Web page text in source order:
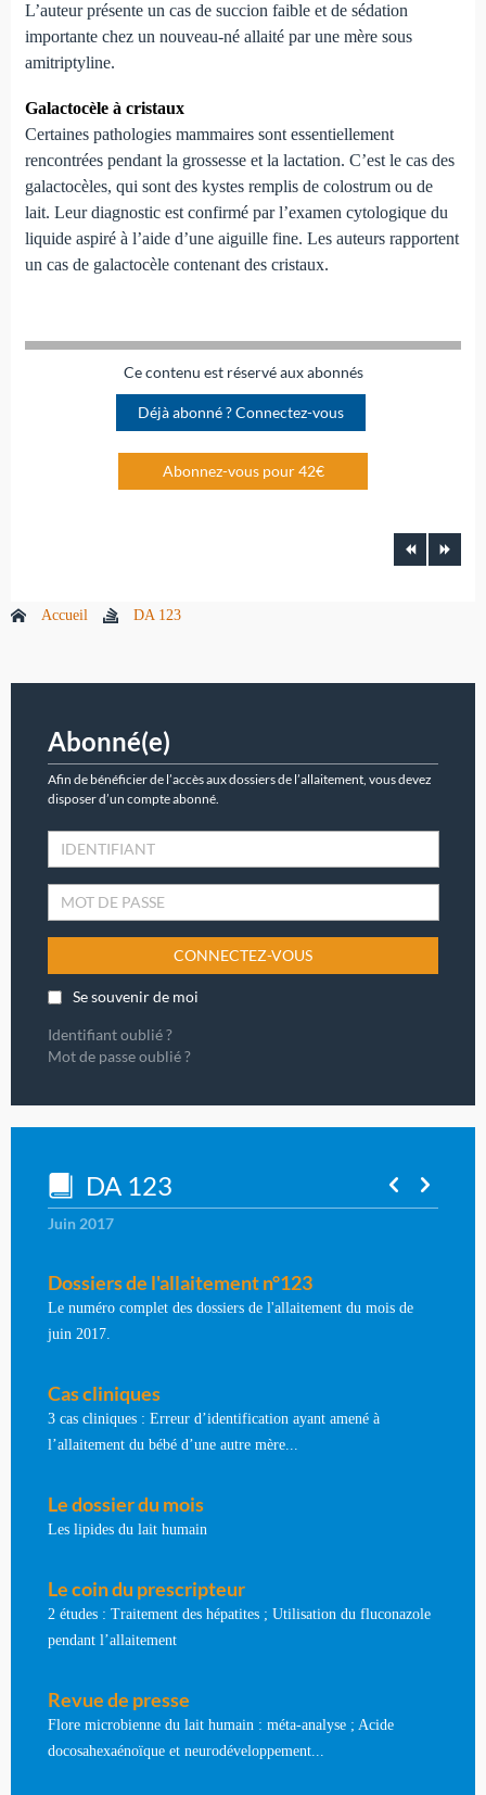
L’auteur présente un cas de succion faible et de sédation
importante chez un nouveau-né allaité par une mère sous
amitriptyline.
Galactocèle à cristaux
Certaines pathologies mammaires sont essentiellement
rencontrées pendant la grossesse et la lactation. C’est le cas des
galactocèles, qui sont des kystes remplis de colostrum ou de
lait. Leur diagnostic est confirmé par l’examen cytologique du
liquide aspiré à l’aide d’une aiguille fine. Les auteurs rapportent
un cas de galactocèle contenant des cristaux.
Ce contenu est réservé aux abonnés
Déjà abonné ? Connectez-vous
Abonnez-vous pour 42€
Accueil DA 123
Abonné(e)
Afin de bénéficier de l’accès aux dossiers de l’allaitement, vous devez
disposer d’un compte abonné.
CONNECTEZ-VOUS
Se souvenir de moi
Identifiant oublié ?
Mot de passe oublié ?
DA 123
Juin 2017
Dossiers de l'allaitement n°123
Le numéro complet des dossiers de l'allaitement du mois de
juin 2017.
Cas cliniques
3 cas cliniques : Erreur d’identification ayant amené à
l’allaitement du bébé d’une autre mère...
Le dossier du mois
Les lipides du lait humain
Le coin du prescripteur
2 études : Traitement des hépatites ; Utilisation du fluconazole
pendant l’allaitement
Revue de presse
Flore microbienne du lait humain : méta-analyse ; Acide
docosahexaénoïque et neurodéveloppement...